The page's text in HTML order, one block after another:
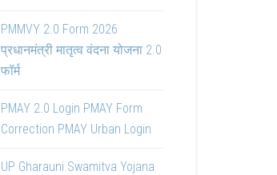
PMMVY 2.0 Form 2026
प्रधानमंत्री मातृत्व वंदना योजना 2.0
फॉर्म
PMAY 2.0 Login PMAY Form
Correction PMAY Urban Login
UP Gharauni Swamitva Yojana